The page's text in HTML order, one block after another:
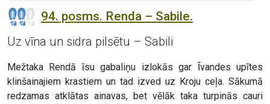
94. posms. Renda – Sabile.
Uz vīna un sidra pilsētu – Sabili
Mežtaka Rendā īsu gabaliņu izlokās gar Īvandes upītes
klinšainajiem krastiem un tad izved uz Kroju ceļa. Sākumā
redzamas atklātas ainavas, bet vēlāk taka turpinās cauri